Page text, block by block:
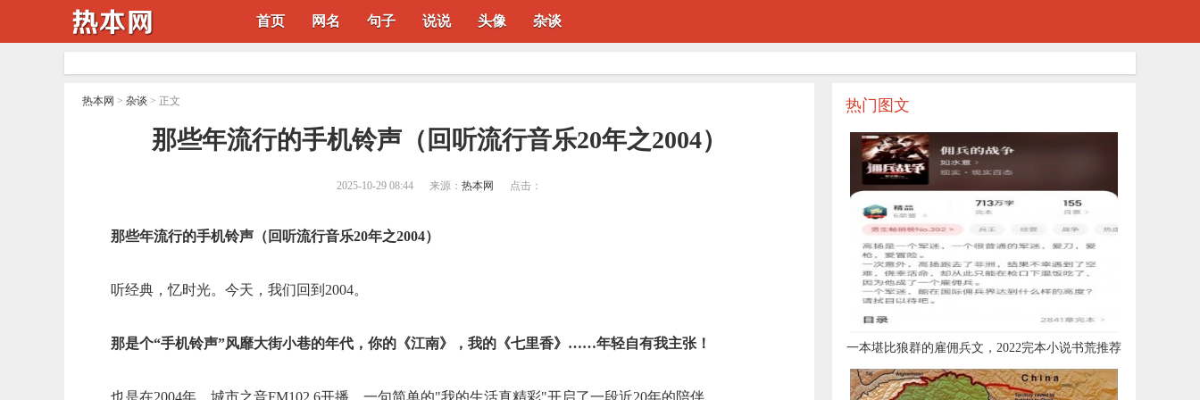
首页 网名 句子 说说 头像 杂谈
热本网 > 杂谈 > 正文
​那些年流行的手机铃声（回听流行音乐20年之2004）
2025-10-29 08:44 来源： 热本网 点击：
那些年流行的手机铃声（回听流行音乐20年之2004）
听经典，忆时光。今天，我们回到2004。
那是个“手机铃声”风靡大街小巷的年代，你的《江南》，我的《七里香》……年轻自有我主张！
也是在2004年，城市之音FM102.6开播，一句简单的"我的生活真精彩"开启了一段近20年的陪伴。
热门图文
​一本堪比狼群的雇佣兵文，2022完本小说书荒推荐
10